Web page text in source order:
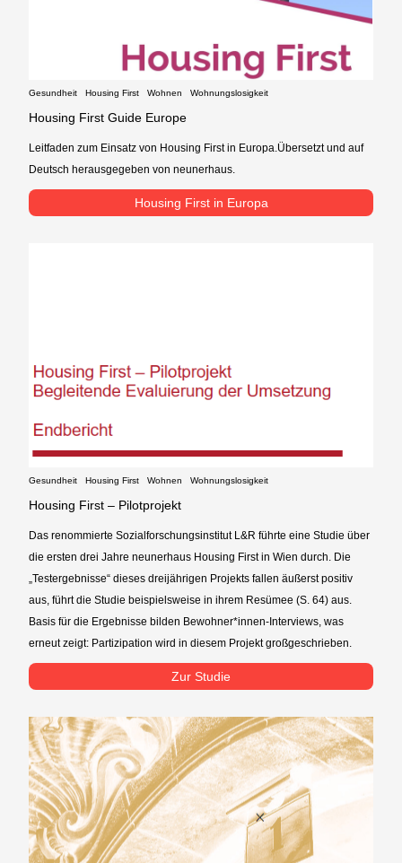
Gesundheit Housing First Wohnen Wohnungslosigkeit
Housing First Guide Europe
Leitfaden zum Einsatz von Housing First in Europa.Übersetzt und auf
Deutsch herausgegeben von neunerhaus.
Housing First in Europa
Gesundheit Housing First Wohnen Wohnungslosigkeit
Housing First – Pilotprojekt
Das renommierte Sozialforschungsinstitut L&R führte eine Studie über
die ersten drei Jahre neunerhaus Housing First in Wien durch. Die
„Testergebnisse“ dieses dreijährigen Projekts fallen äußerst positiv
aus, führt die Studie beispielsweise in ihrem Resümee (S. 64) aus.
Basis für die Ergebnisse bilden Bewohner*innen-Interviews, was
erneut zeigt: Partizipation wird in diesem Projekt großgeschrieben.
Zur Studie